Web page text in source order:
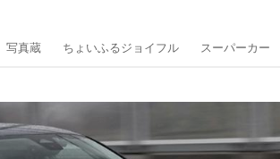
写真蔵 ちょいふるジョイフル スーパーカー